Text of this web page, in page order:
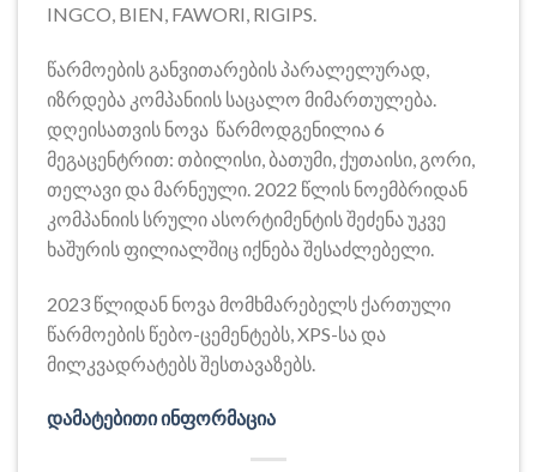
INGCO, BIEN, FAWORI, RIGIPS.
წარმოების განვითარების პარალელურად,
იზრდება კომპანიის საცალო მიმართულება.
დღეისათვის ნოვა წარმოდგენილია 6
მეგაცენტრით: თბილისი, ბათუმი, ქუთაისი, გორი,
თელავი და მარნეული. 2022 წლის ნოემბრიდან
კომპანიის სრული ასორტიმენტის შეძენა უკვე
ხაშურის ფილიალშიც იქნება შესაძლებელი.
2023 წლიდან ნოვა მომხმარებელს ქართული
წარმოების წებო-ცემენტებს, XPS-სა და
მილკვადრატებს შესთავაზებს.
დამატებითი ინფორმაცია